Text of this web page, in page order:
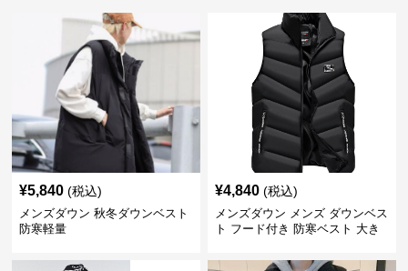
¥5,840 (税込)
メンズダウン 秋冬ダウンベスト
防寒軽量
¥4,840 (税込)
メンズダウン メンズ ダウンベス
ト フード付き 防寒ベスト 大き